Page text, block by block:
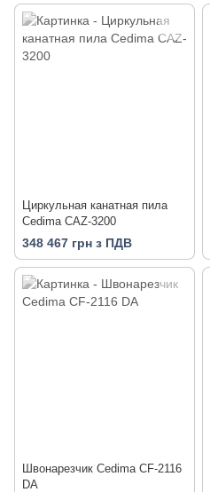
Циркульная канатная пила
Cedima CAZ-3200
348 467 грн з ПДВ
Швонарезчик Cedima CF-2116
DA